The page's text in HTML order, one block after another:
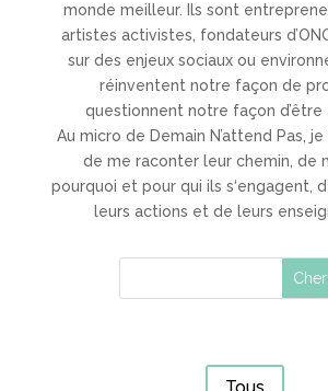
monde meilleur. Ils sont
artistes activistes, fondateurs
sur des enjeux sociaux ou
réinventent notre façon de
questionnent notre façon d’être
Au micro de Demain N’attend Pas,
de me raconter leur chemin, de
pourquoi et pour qui ils s‘engagent,
leurs actions et de leurs